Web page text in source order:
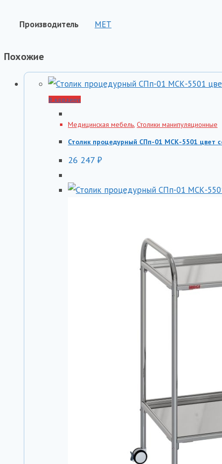
Производитель МЕТ
Похожие
В корзину
Медицинская мебель, Столики манипуляционные
Столик процедурный СПп-01 МСК-5501 цвет
26 247 ₽